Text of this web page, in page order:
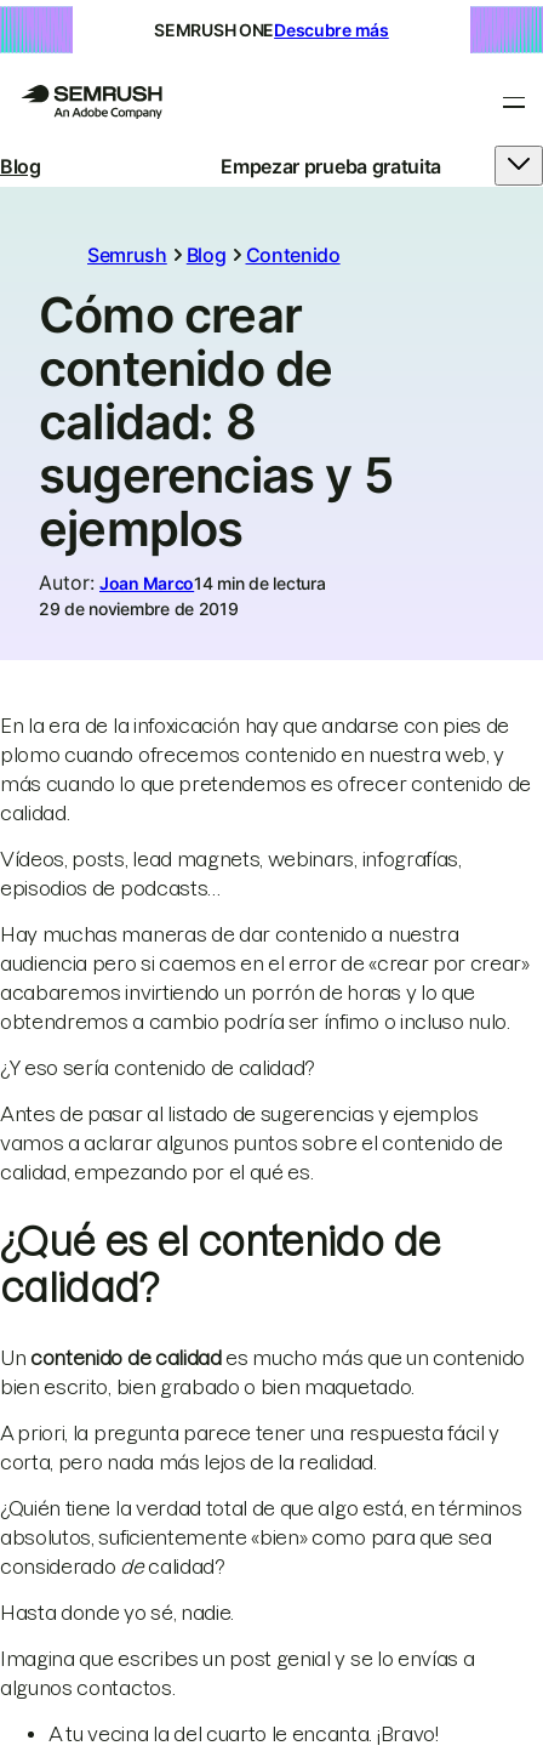
SEMRUSH ONEDescubre más
Blog Empezar prueba gratuita
Semrush Blog Contenido
Cómo crear
contenido de
calidad: 8
sugerencias y 5
ejemplos
Autor: Joan Marco14 min de lectura
29 de noviembre de 2019
En la era de la infoxicación hay que andarse con pies de
plomo cuando ofrecemos contenido en nuestra web, y
más cuando lo que pretendemos es ofrecer contenido de
calidad.
Vídeos, posts, lead magnets, webinars, infografías,
episodios de podcasts…
Hay muchas maneras de dar contenido a nuestra
audiencia pero si caemos en el error de «crear por crear»
acabaremos invirtiendo un porrón de horas y lo que
obtendremos a cambio podría ser ínfimo o incluso nulo.
¿Y eso sería contenido de calidad?
Antes de pasar al listado de sugerencias y ejemplos
vamos a aclarar algunos puntos sobre el contenido de
calidad, empezando por el qué es.
¿Qué es el contenido de
calidad?
Un contenido de calidad es mucho más que un contenido
bien escrito, bien grabado o bien maquetado.
A priori, la pregunta parece tener una respuesta fácil y
corta, pero nada más lejos de la realidad.
¿Quién tiene la verdad total de que algo está, en términos
absolutos, suficientemente «bien» como para que sea
considerado decalidad?
Hasta donde yo sé, nadie.
Imagina que escribes un post genial y se lo envías a
algunos contactos.
A tu vecina la del cuarto le encanta. ¡Bravo!